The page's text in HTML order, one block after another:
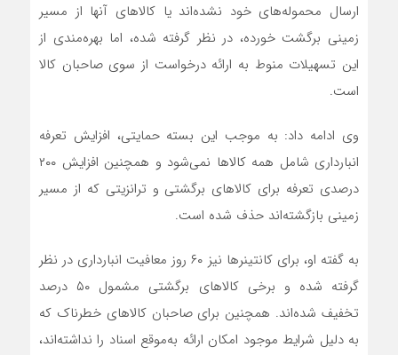
ارسال محموله‌های خود نشده‌اند یا کالاهای آنها از مسیر
زمینی برگشت خورده، در نظر گرفته شده، اما بهره‌مندی از
این تسهیلات منوط به ارائه درخواست از سوی صاحبان کالا
است.
وی ادامه داد: به موجب این بسته حمایتی، افزایش تعرفه
انبارداری شامل همه کالاها نمی‌شود و همچنین افزایش ۲۰۰
درصدی تعرفه برای کالاهای برگشتی و ترانزیتی که از مسیر
زمینی بازگشته‌اند حذف شده است.
به گفته او، برای کانتینرها نیز ۶۰ روز معافیت انبارداری در نظر
گرفته شده و برخی کالاهای برگشتی مشمول ۵۰ درصد
تخفیف شده‌اند. همچنین برای صاحبان کالاهای خطرناک که
به دلیل شرایط موجود امکان ارائه به‌موقع اسناد را نداشته‌اند،